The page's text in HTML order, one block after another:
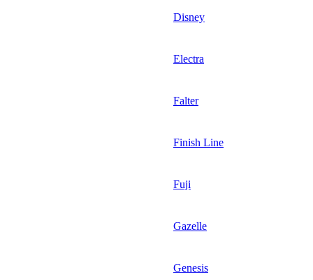
Disney
Electra
Falter
Finish Line
Fuji
Gazelle
Genesis